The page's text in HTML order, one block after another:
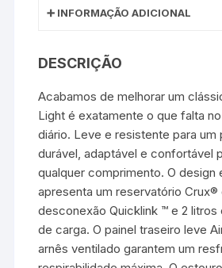
INFORMAÇÃO ADICIONAL
DESCRIÇÃO
Acabamos de melhorar um
Light é exatamente o que falta
diário. Leve e resistente para um
durável, adaptável e confortável
qualquer comprimento. O design
apresenta um reservatório
desconexão Quicklink ™ e 2
de carga. O painel traseiro leve
arnês ventilado garantem um